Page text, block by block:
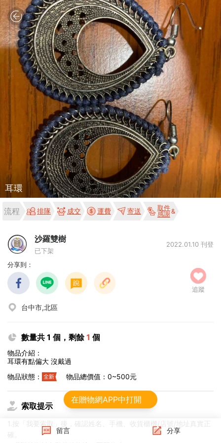
耳環
流程 排隊 成交 運費 寄送
取件
感謝
沙羅雙樹
已下架
2022.01.10 刊登
分享到：
追蹤
台中市,北區
數量共 1 個，剩餘1 個
物品介紹：
耳環有點偏大 沒戴過
物品狀態：
物品總價值：0~500元
索取提示
1.按「我要索取」後，確認姓名、手機、收貨櫃機/店號/地址真實正
確。
留言 分享
在贈物網APP中打開